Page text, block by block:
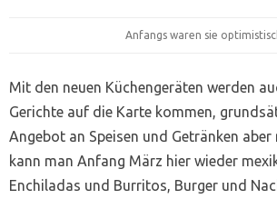
Anfangs waren sie
Mit den neuen Küchengeräten werden
Gerichte auf die Karte kommen,
Angebot an Speisen und Getränken aber
kann man Anfang März hier wieder
Enchiladas und Burritos, Burger und